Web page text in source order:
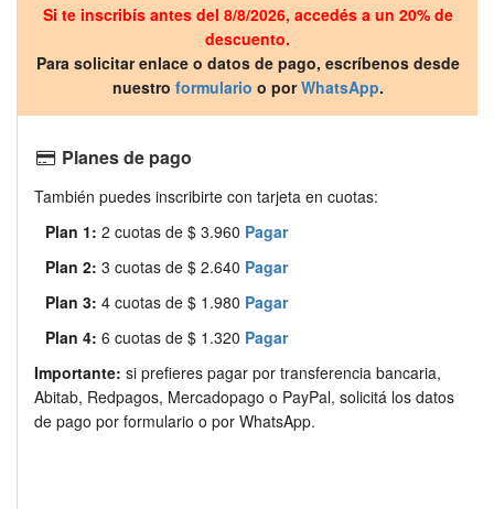
Si te inscribís antes del 8/8/2026, accedés a un 20% de
descuento.
Para solicitar enlace o datos de pago, escríbenos desde
nuestro formulario o porWhatsApp.
Planes de pago
También puedes inscribirte con tarjeta en cuotas:
Plan 1: 2 cuotas de $ 3.960 Pagar
Plan 2: 3 cuotas de $ 2.640 Pagar
Plan 3: 4 cuotas de $ 1.980 Pagar
Plan 4: 6 cuotas de $ 1.320 Pagar
Importante: si prefieres pagar por transferencia bancaria,
Abitab, Redpagos, Mercadopago o PayPal, solicitá los datos
de pago por formulario o por WhatsApp.